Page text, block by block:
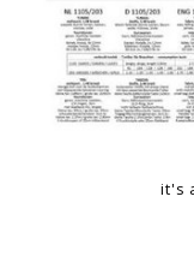
it's